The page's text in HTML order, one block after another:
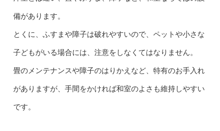
備があります。
とくに、ふすまや障子は破れやすいので、ペットや小さな
子どもがいる場合には、注意をしなくてはなりません。
畳のメンテナンスや障子のはりかえなど、特有のお手入れ
がありますが、手間をかければ和室のよさも維持しやすい
です。